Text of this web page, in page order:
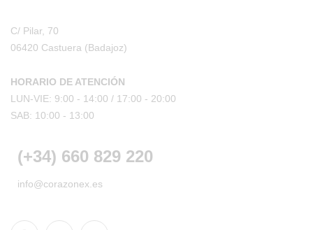
C/ Pilar, 70
06420 Castuera (Badajoz)
HORARIO DE ATENCIÓN
LUN-VIE: 9:00 - 14:00 / 17:00 - 20:00
SAB: 10:00 - 13:00
(+34) 660 829 220
info@corazonex.es